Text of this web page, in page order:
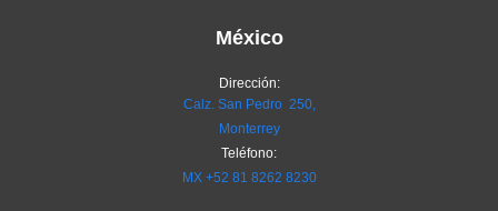
México
Dirección:
Calz. San Pedro 250,
Monterrey
Teléfono:
MX +52 81 8262 8230